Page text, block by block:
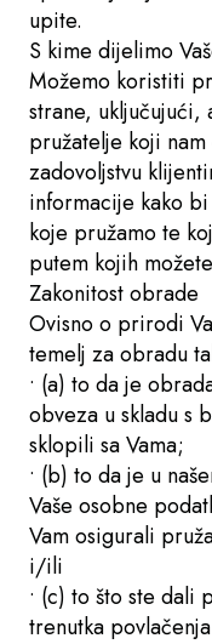
upite.
S kime dijelimo
Možemo koristiti
strane, uključujući,
pružatelje koji
zadovoljstvu
informacije kako
koje pružamo te
putem kojih
Zakonitost obrade
Ovisno o prirodi
temelj za obradu
• (a) to da je
obveza u skladu s
sklopili sa Vama;
• (b) to da je u
Vaše osobne
Vam osigurali
i/ili
• (c) to što ste dali
trenutka